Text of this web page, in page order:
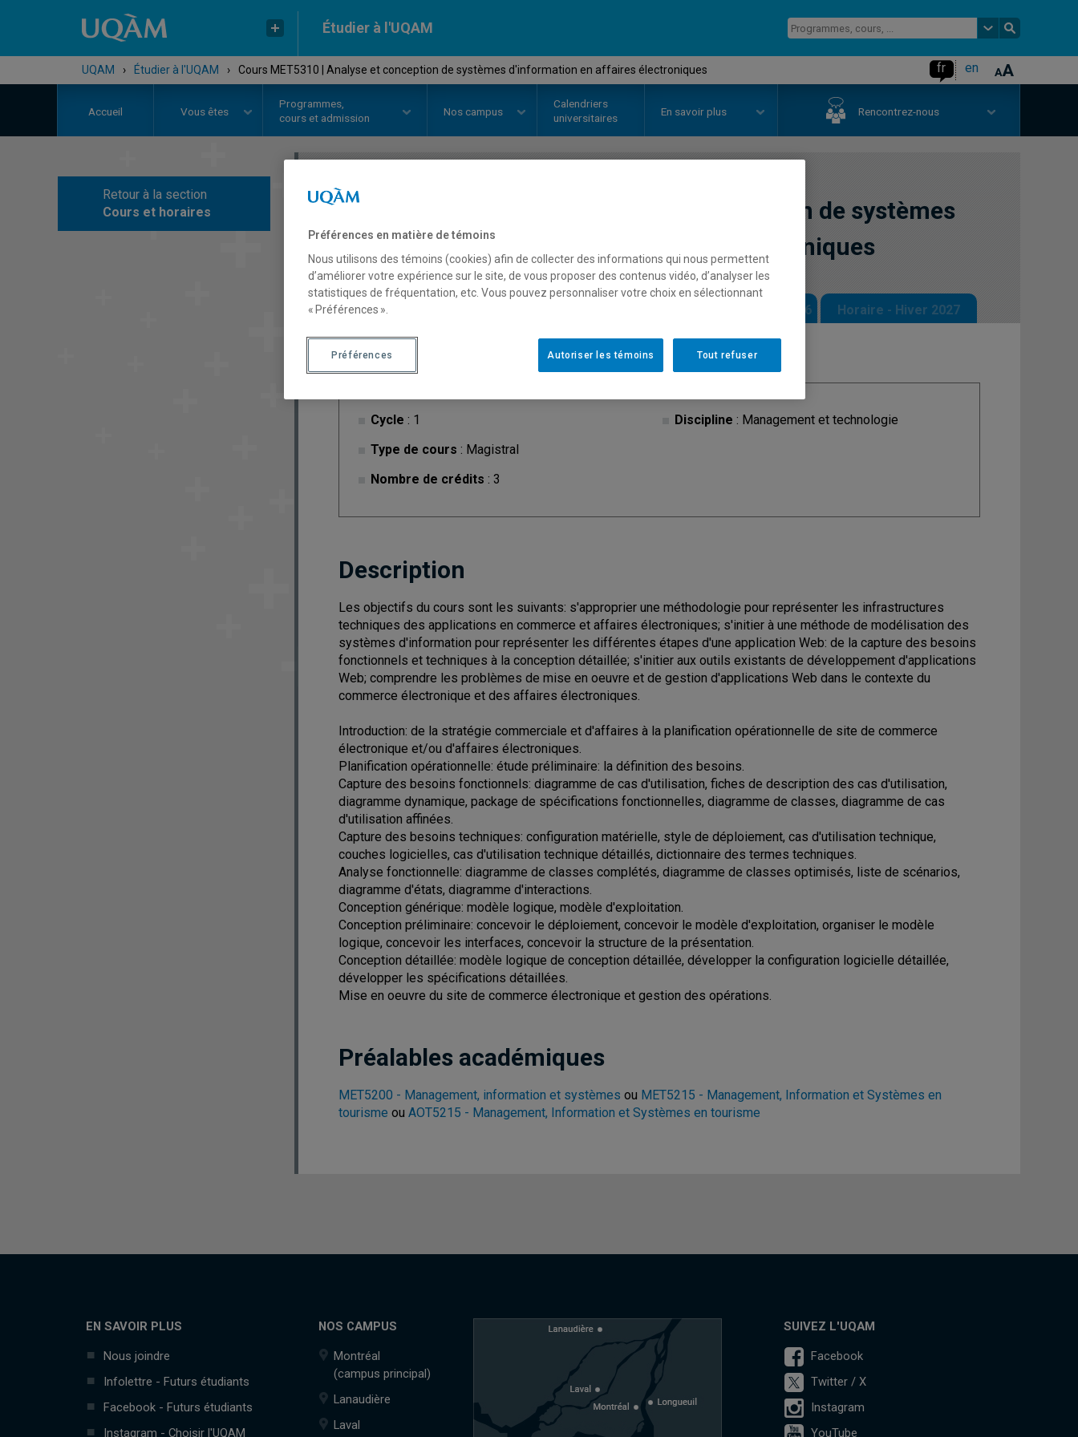
Étudier à l'UQAM
UQAM › Étudier à l'UQAM › Cours MET5310 | Analyse et conception de systèmes d'information en affaires électroniques fr en
Accueil Vous êtes
Programmes,
cours et admission
Nos campus
Calendriers
universitaires
En savoir plus Rencontrez-nous
Retour à la section
Cours et horaires
COURS
Analyse et conception de systèmes
d'information en affaires électroniques
Description Horaire - Automne 2026 Horaire - Hiver 2027
Cycle : 1
Type de cours : Magistral
Nombre de crédits : 3
Discipline : Management et technologie
Description
Les objectifs du cours sont les suivants: s'approprier une méthodologie pour représenter les infrastructures
techniques des applications en commerce et affaires électroniques; s'initier à une méthode de modélisation des
systèmes d'information pour représenter les différentes étapes d'une application Web: de la capture des besoins
fonctionnels et techniques à la conception détaillée; s'initier aux outils existants de développement d'applications
Web; comprendre les problèmes de mise en oeuvre et de gestion d'applications Web dans le contexte du
commerce électronique et des affaires électroniques.
Introduction: de la stratégie commerciale et d'affaires à la planification opérationnelle de site de commerce
électronique et/ou d'affaires électroniques.
Planification opérationnelle: étude préliminaire: la définition des besoins.
Capture des besoins fonctionnels: diagramme de cas d'utilisation, fiches de description des cas d'utilisation,
diagramme dynamique, package de spécifications fonctionnelles, diagramme de classes, diagramme de cas
d'utilisation affinées.
Capture des besoins techniques: configuration matérielle, style de déploiement, cas d'utilisation technique,
couches logicielles, cas d'utilisation technique détaillés, dictionnaire des termes techniques.
Analyse fonctionnelle: diagramme de classes complétés, diagramme de classes optimisés, liste de scénarios,
diagramme d'états, diagramme d'interactions.
Conception générique: modèle logique, modèle d'exploitation.
Conception préliminaire: concevoir le déploiement, concevoir le modèle d'exploitation, organiser le modèle
logique, concevoir les interfaces, concevoir la structure de la présentation.
Conception détaillée: modèle logique de conception détaillée, développer la configuration logicielle détaillée,
développer les spécifications détaillées.
Mise en oeuvre du site de commerce électronique et gestion des opérations.
Préalables académiques
MET5200 - Management, information et systèmes ou MET5215 - Management, Information et Systèmes en
tourisme ou AOT5215 - Management, Information et Systèmes en tourisme
EN SAVOIR PLUS
Nous joindre
Infolettre - Futurs étudiants
Facebook - Futurs étudiants
Instagram - Choisir l'UQAM
NOS CAMPUS
Montréal
(campus principal)
Lanaudière
Laval
SUIVEZ L'UQAM
Facebook
Twitter / X
Instagram
YouTube
Préférences en matière de témoins
Nous utilisons des témoins (cookies) afin de collecter des informations qui nous permettent
d’améliorer votre expérience sur le site, de vous proposer des contenus vidéo, d’analyser les
statistiques de fréquentation, etc. Vous pouvez personnaliser votre choix en sélectionnant
« Préférences ».
Tout refuser
Autoriser les témoins
Préférences